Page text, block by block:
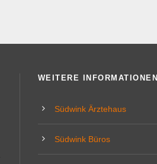
WEITERE INFORMATIONEN
Südwink Ärztehaus
Südwink Büros